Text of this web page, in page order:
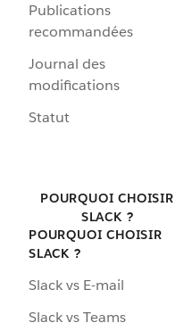
Publications
recommandées
Journal des
modifications
Statut
POURQUOI CHOISIR
SLACK ?
POURQUOI CHOISIR
SLACK ?
Slack vs E-mail
Slack vs Teams